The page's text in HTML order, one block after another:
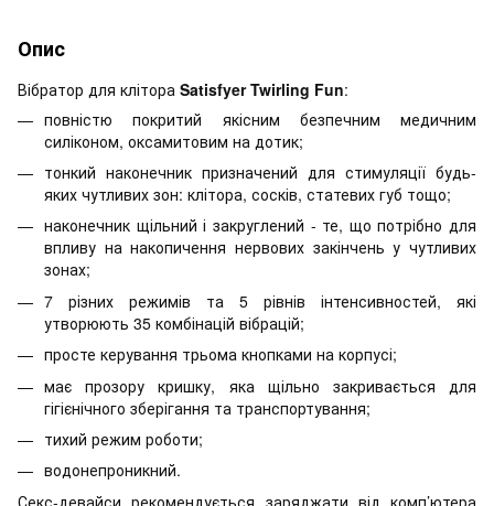
Опис
Вібратор для клітора Satisfyer Twirling Fun:
повністю покритий якісним безпечним медичним
силіконом, оксамитовим на дотик;
тонкий наконечник призначений для стимуляції будь-
яких чутливих зон: клітора, сосків, статевих губ тощо;
наконечник щільний і закруглений - те, що потрібно для
впливу на накопичення нервових закінчень у чутливих
зонах;
7 різних режимів та 5 рівнів інтенсивностей, які
утворюють 35 комбінацій вібрацій;
просте керування трьома кнопками на корпусі;
має прозору кришку, яка щільно закривається для
гігієнічного зберігання та транспортування;
тихий режим роботи;
водонепроникний.
Секс-девайси рекомендується заряджати від комп’ютера